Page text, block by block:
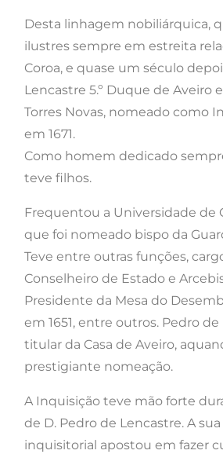
Desta linhagem nobiliárquica,
ilustres sempre em estreita
Coroa, e quase um século
Lencastre 5.º Duque de Aveiro
Torres Novas, nomeado como
em 1671.
Como homem dedicado
teve filhos.
Frequentou a Universidade de
que foi nomeado bispo da
Teve entre outras funções,
Conselheiro de Estado e
Presidente da Mesa do
em 1651, entre outros. Pedro de
titular da Casa de Aveiro,
prestigiante nomeação.
A Inquisição teve mão forte
de D. Pedro de Lencastre. A sua
inquisitorial apostou em fazer